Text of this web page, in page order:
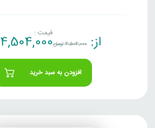
قیمت : از:4,504,000تومان4,504,000
افزودن به سبد خرید